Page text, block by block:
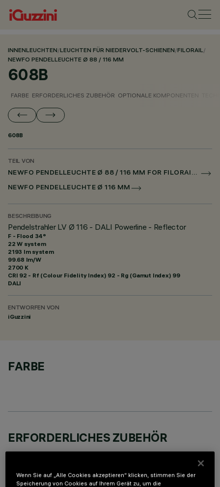
INNENLEUCHTEN/LEUCHTEN FÜR NIEDERVOLT-SCHIENEN/FILORAIL/
NEWFO PENDELLEUCHTE Ø 88 / 116 MM
608B
FARBE ERFORDERLICHES ZUBEHÖR OPTIONALE KOMPONENTEN
608B
TEIL VON
NEWFO PENDELLEUCHTE Ø 88 / 116 MM FOR FILORAIL DALI POWERLINE
NEWFO PENDELLEUCHTE Ø 116 MM
BESCHREIBUNG
Pendelstrahler LV Ø 116 - DALI Powerline - Reflector
F - Flood 34°
22 W system
2193 lm system
99.68 lm/W
2700 K
CRI 92 - Rf (Colour Fidelity Index) 92 - Rg (Gamut Index) 99
DALI
ENTWORFEN VON
iGuzzini
FARBE
ERFORDERLICHES ZUBEHÖR
Wenn Sie auf „Alle Cookies akzeptieren“ klicken, stimmen Sie der
Speicherung von Cookies auf Ihrem Gerät zu, um die